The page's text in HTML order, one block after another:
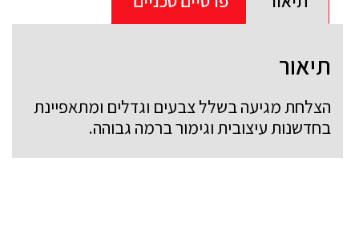
תיאור
הצלחת מגיעה בשלל צבעים וגדלים ומתאפיינת
בחדשנות עיצובית וגימור ברמה גבוהה.